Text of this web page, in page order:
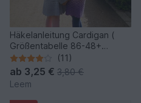
Häkelanleitung Cardigan (
Größentabelle 86-48+
Häkelschrift)(11)
ab 3,25 € 3,80 €
Leem